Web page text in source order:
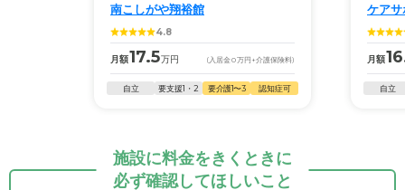
南こしがや翔裕館
4.8
月額17.5万円 (入居金0万円 +介護保険料)
自立 要支援1・2 要介護1〜3 認知症可
ケア
月額
自立
施設に料金をきくときに
必ず確認してほしいこと